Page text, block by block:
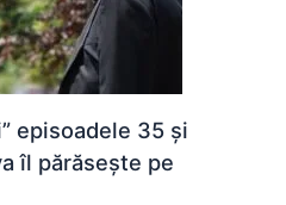
episoadele 35 și
îl părăsește pe